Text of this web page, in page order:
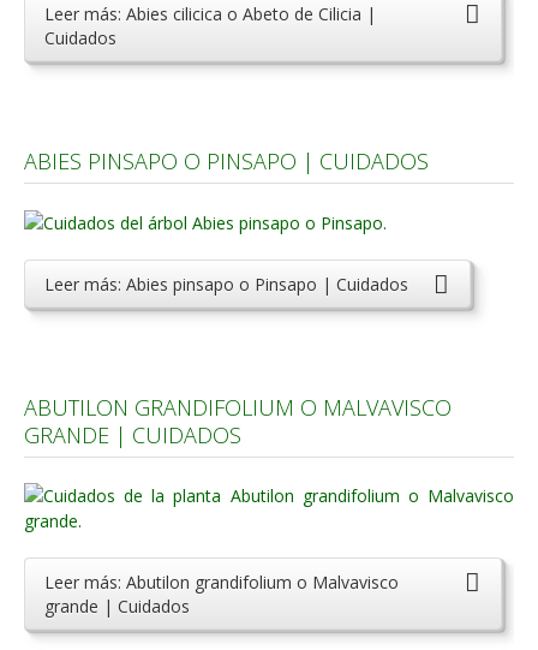
Leer más: Abies cilicica o Abeto de Cilicia |
Cuidados
ABIES PINSAPO O PINSAPO | CUIDADOS
Leer más: Abies pinsapo o Pinsapo | Cuidados
ABUTILON GRANDIFOLIUM O MALVAVISCO
GRANDE | CUIDADOS
Leer más: Abutilon grandifolium o Malvavisco
grande | Cuidados